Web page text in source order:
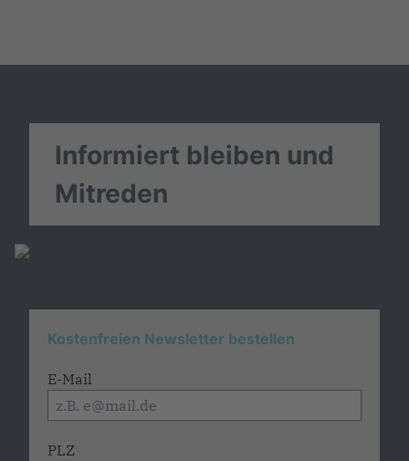
Informiert bleiben und
Mitreden
Kostenfreien Newsletter bestellen
E-Mail
PLZ